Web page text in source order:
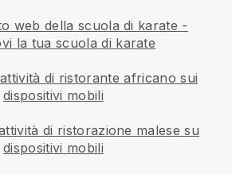
web della scuola di karate -
la tua scuola di karate
di ristorante africano sui
dispositivi mobili
di ristorazione malese su
dispositivi mobili